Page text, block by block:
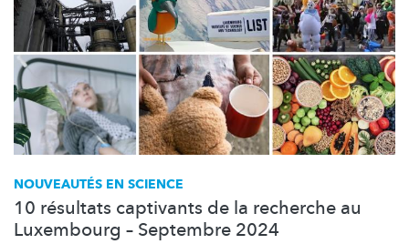
NOUVEAUTÉS EN SCIENCE
10 résultats captivants de la recherche au
Luxembourg – Septembre 2024